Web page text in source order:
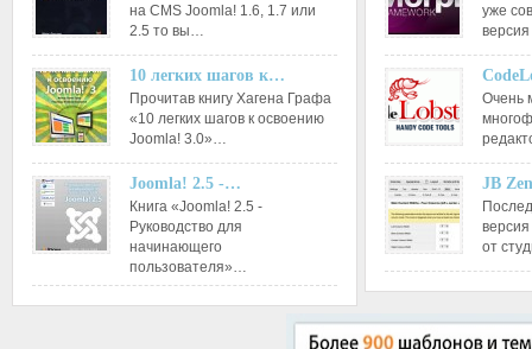
на CMS Joomla! 1.6, 1.7 или
2.5 то вы…
10 легких шагов к…
Прочитав книгу Хагена Графа
«10 легких шагов к освоению
Joomla! 3.0»…
Joomla! 2.5 -…
Книга «Joomla! 2.5 -
Руководство для
начинающего
пользователя»…
уже
Очень
JB
от